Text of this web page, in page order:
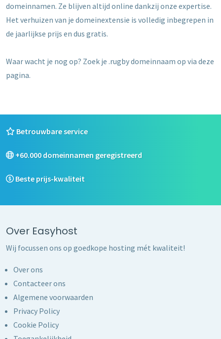
domeinnamen. Ze blijven altijd online dankzij onze expertise.
Het verhuizen van je domeinextensie is volledig inbegrepen in
de jaarlijkse prijs en dus gratis.
Waar wacht je nog op? Zoek je .rugby domeinnaam op via deze
pagina.
Betrouwbare service
+60.000 domeinnamen geregistreerd
Beste prijs-kwaliteit
Over Easyhost
Wij focussen ons op goedkope hosting mét kwaliteit!
Over ons
Contacteer ons
Algemene voorwaarden
Privacy Policy
Cookie Policy